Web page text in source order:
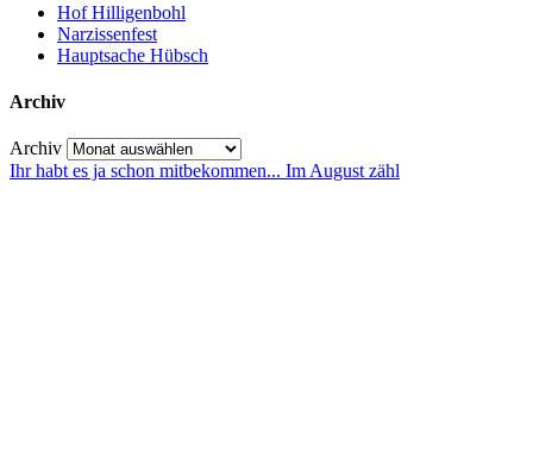
Hof Hilligenbohl
Narzissenfest
Hauptsache Hübsch
Archiv
Archiv
Ihr habt es ja schon mitbekommen... Im August zähl